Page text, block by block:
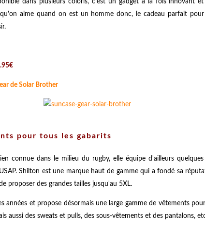
dans plusieurs coloris, c'est un gadget à la fois innovant
aime quand on est un homme donc, le cadeau parfait
de Solar Brother
pour tous les gabarits
connue dans le milieu du rugby, elle équipe d'ailleurs
Shilton est une marque haut de gamme qui a fondé sa
proposer des grandes tailles jusqu'au 5XL.
années et propose désormais une large gamme de vêtements
aussi des sweats et pulls, des sous-vêtements et des pantalons,